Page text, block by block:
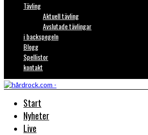
Tävling
Aktuell tävling
Avslutade tävlingar
i backspegeln
Blogg
Spellistor
kontakt
Start
Nyheter
Live